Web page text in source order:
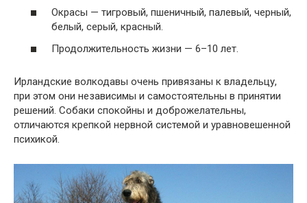
Окрасы — тигровый, пшеничный, палевый, черный,
белый, серый, красный.
Продолжительность жизни — 6–10 лет.
Ирландские волкодавы очень привязаны к владельцу,
при этом они независимы и самостоятельны в принятии
решений. Собаки спокойны и доброжелательны,
отличаются крепкой нервной системой и уравновешенной
психикой.